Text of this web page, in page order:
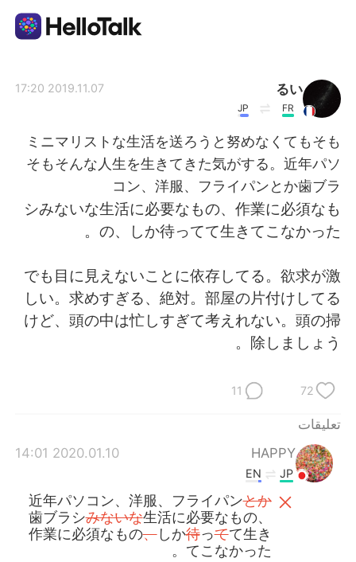
العربية
简体中文
繁體中文 Español
Français Deutsch
Português
るい
FR
JP
2019.11.07 17:20
ミニマリストな生活を送ろうと努めなくてもそも
そもそんな人生を生きてきた気がする。近年パソ
コン、洋服、フライパンとか歯ブラ
シみないな生活に必要なもの、作業に必須なも
の、しか待ってて生きてこなかった。
でも目に見えないことに依存してる。欲求が激
しい。求めすぎる、絶対。部屋の片付けしてる
けど、頭の中は忙しすぎて考えれない。頭の掃
除しましょう。
72
11
تعليقات
HAPPY
2020.01.10 14:01
JP
EN
近年パソコン、洋服、フライパンとか
歯ブラシみないな生活に必要なもの、
作業に必須なもの、しか待ってて生き
てこなかった。